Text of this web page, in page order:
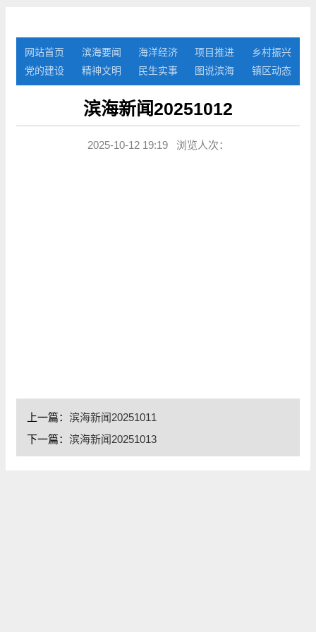
网站首页 滨海要闻 海洋经济 项目推进
乡村振兴
党的建设
精神文明 民生实事 图说滨海 镇区动态
滨海新闻20251012
2025-10-12 19:19 浏览人次：
上一篇： 滨海新闻20251011
下一篇： 滨海新闻20251013